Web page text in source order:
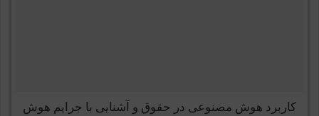
کاربرد هوش مصنوعی در حقوق و آشنایی با جرایم هوش